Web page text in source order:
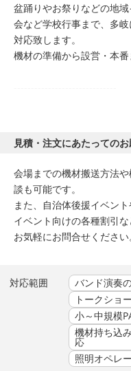
・新十津川町主催「し
受賞
盆踊りやお祭りなどの地
会など学校行事まで、多
対応致します。
機材の準備から設営・本番
別途オプションで会場音響
＜仕様機材例＞
Camera / JVC GY-HM200 ,
Microphone / SM58 ,
Switcher / BMD ATEM
Mixer / YAMAHA
最終更新 : 2025/10/31
見積・注文にあたっての
会場までの機材搬送方法
談も可能です。
また、自治体後援イベン
イベント向けの各種割引な
お気軽にお問合せください
対応範囲
バンド演奏
トークショ
小～中規模
機材持ち込
応
照明オペレ